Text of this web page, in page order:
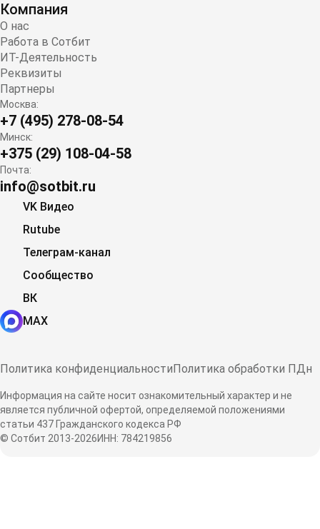
Компания
О нас
Работа в Сотбит
ИТ-Деятельность
Реквизиты
Партнеры
Москва:
+7 (495) 278-08-54
Минск:
+375 (29) 108-04-58
Почта:
info@sotbit.ru
VK Видео
Rutube
Телеграм-канал
Сообщество
ВК
MAX
Политика конфиденциальности Политика обработки ПДн
Информация на сайте носит ознакомительный характер и не
является публичной офертой, определяемой положениями
статьи 437 Гражданского кодекса РФ
© Сотбит 2013-2026ИНН: 784219856